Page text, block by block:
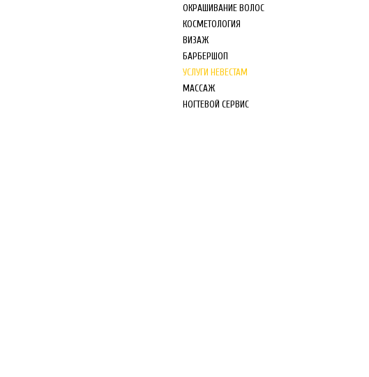
ОКРАШИВАНИЕ ВОЛОС
КОСМЕТОЛОГИЯ
ВИЗАЖ
БАРБЕРШОП
УСЛУГИ НЕВЕСТАМ
МАССАЖ
НОГТЕВОЙ СЕРВИС